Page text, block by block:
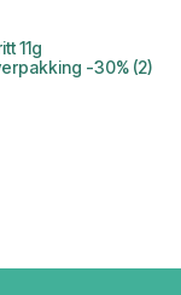
11g
-30% (2)